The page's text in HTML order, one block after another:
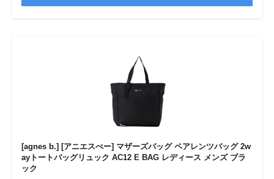
[agnes b.] [アニエスべー] マザーズバッグ ペアレンツバッグ 2w
ayトートバッグリュック AC12 E BAG レディース メンズ ブラ
ック